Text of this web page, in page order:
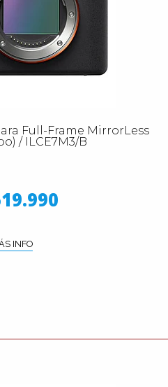
Full-Frame MirrorLess
/ ILCE7M3/B
INFO